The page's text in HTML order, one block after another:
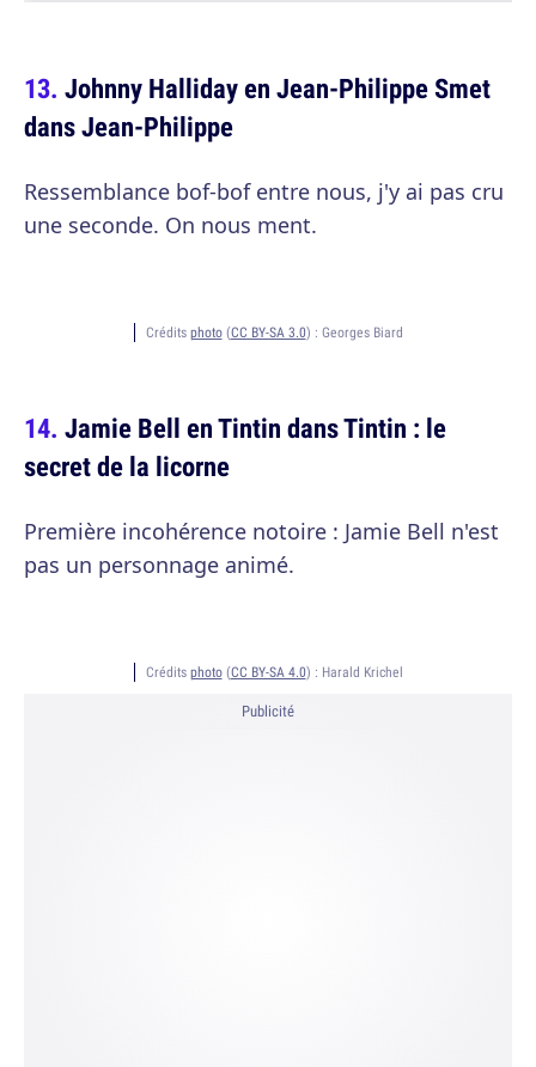
Johnny Halliday en Jean-Philippe Smet
dans Jean-Philippe
Ressemblance bof-bof entre nous, j'y ai pas cru
une seconde. On nous ment.
Crédits photo(CC BY-SA 3.0) : Georges Biard
Jamie Bell en Tintin dans Tintin : le
secret de la licorne
Première incohérence notoire : Jamie Bell n'est
pas un personnage animé.
Crédits photo(CC BY-SA 4.0) : Harald Krichel
Publicité